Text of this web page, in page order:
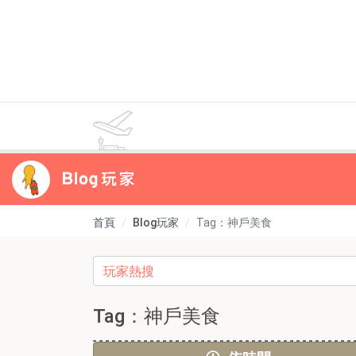
首頁 Blog玩家 Tag：神戶美食
Tag：神戶美食